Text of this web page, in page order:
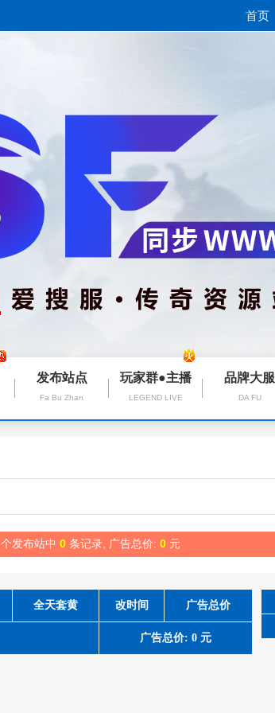
首页
发布站点
Fa Bu Zhan
玩家群●主播
LEGEND LIVE
品牌大服
DA FU
个发布站中 0 条记录, 广告总价: 0 元
全天套黄 改时间 广告总价
广告总价: 0 元